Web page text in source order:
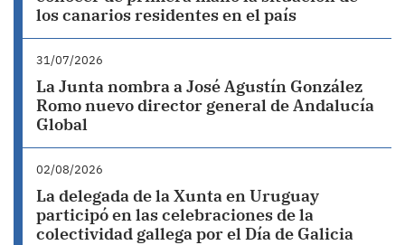
los canarios residentes en el país
31/07/2026
La Junta nombra a José Agustín González
Romo nuevo director general de Andalucía
Global
02/08/2026
La delegada de la Xunta en Uruguay
participó en las celebraciones de la
colectividad gallega por el Día de Galicia